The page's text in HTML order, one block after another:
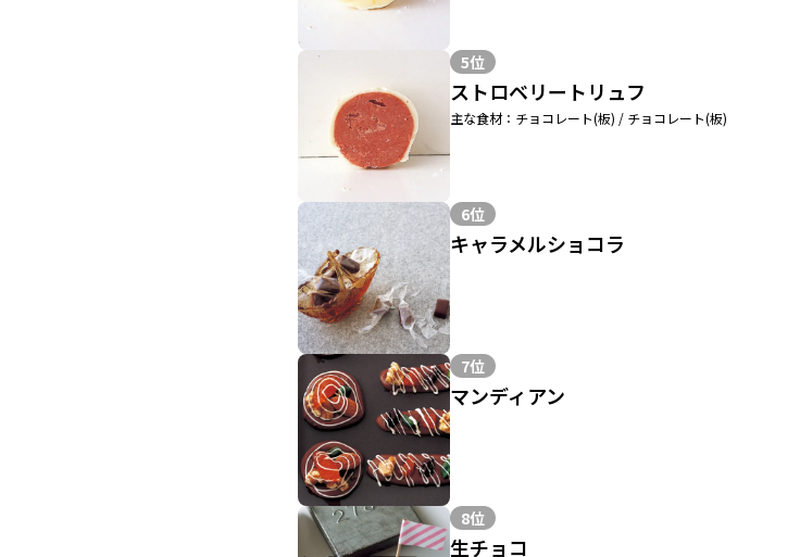
5位
ストロベリートリュフ
主な食材：チョコレート(板) / チョコレート(板)
6位
キャラメルショコラ
7位
マンディアン
8位
生チョコ